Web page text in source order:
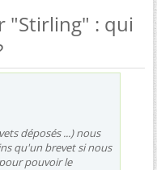
"Stirling" : qui
déposés ...) nous
qu'un brevet si nous
pouvoir le